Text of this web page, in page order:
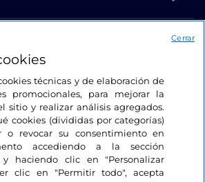
técnicas y de elaboración de
promocionales, para mejorar la
sitio y realizar análisis agregados.
cookies (divididas por categorías)
o revocar su consentimiento en
accediendo a la sección
y haciendo clic en "Personalizar
clic en "Permitir todo", acepta
Cerrar